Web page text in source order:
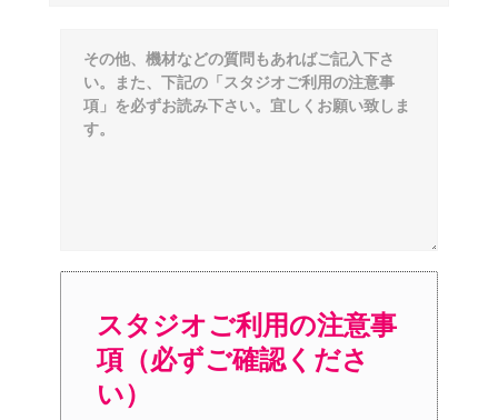
スタジオご利用の注意事
項（必ずご確認くださ
い）